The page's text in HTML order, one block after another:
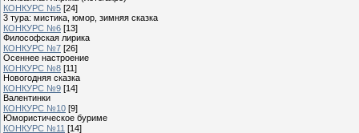
КОНКУРС №5 [24]
3 тура: мистика, юмор, зимняя сказка
КОНКУРС №6 [13]
Философская лирика
КОНКУРС №7 [26]
Осеннее настроение
КОНКУРС №8 [11]
Новогодняя сказка
КОНКУРС №9 [14]
Валентинки
КОНКУРС №10 [9]
Юмористическое буриме
КОНКУРС №11 [14]